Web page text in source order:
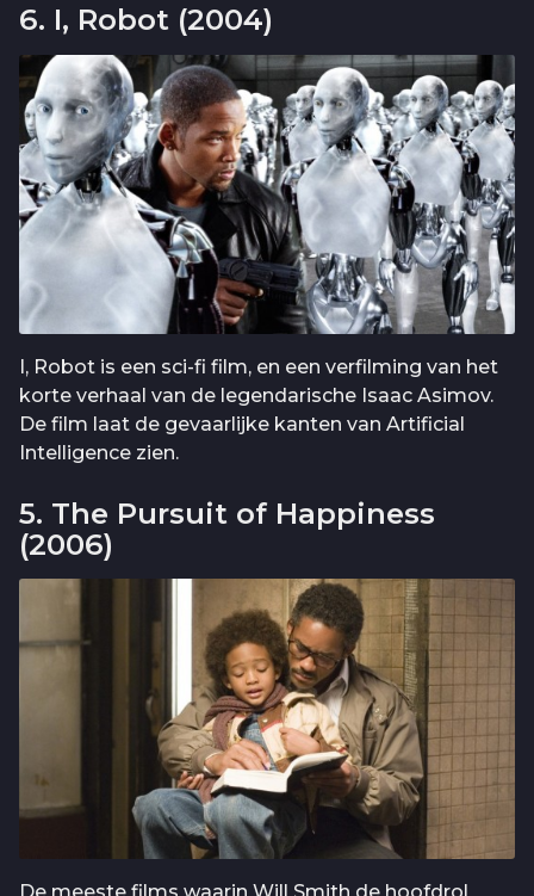
6. I, Robot (2004)
I, Robot is een sci-fi film, en een verfilming van het
korte verhaal van de legendarische Isaac Asimov.
De film laat de gevaarlijke kanten van Artificial
Intelligence zien.
5. The Pursuit of Happiness
(2006)